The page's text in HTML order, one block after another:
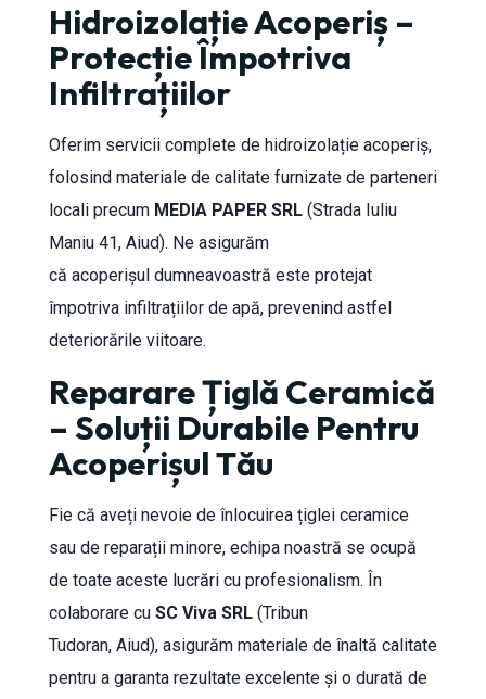
Hidroizolație Acoperiș –
Protecție Împotriva
Infiltrațiilor
Oferim servicii complete de hidroizolație acoperiș,
folosind materiale de calitate furnizate de parteneri
locali precum MEDIA PAPER SRL(Strada Iuliu
Maniu 41, Aiud). Ne asigurăm
că acoperișul dumneavoastră este protejat
împotriva infiltrațiilor de apă, prevenind astfel
deteriorările viitoare.
Reparare Țiglă Ceramică
– Soluții Durabile Pentru
Acoperișul Tău
Fie că aveți nevoie de înlocuirea țiglei ceramice
sau de reparații minore, echipa noastră se ocupă
de toate aceste lucrări cu profesionalism. În
colaborare cu SC Viva SRL(Tribun
Tudoran, Aiud), asigurăm materiale de înaltă calitate
pentru a garanta rezultate excelente și o durată de